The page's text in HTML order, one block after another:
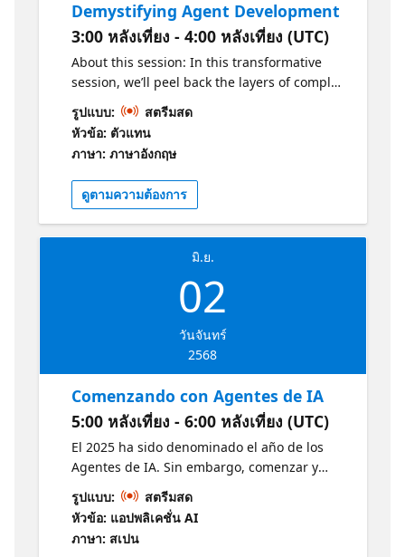
Demystifying Agent Development
3:00 หลังเที่ยง - 4:00 หลังเที่ยง (UTC)
About this session: In this transformative
session, we’ll peel back the layers of complex
agent architectures and demystify every
intricate detail. Conversational assistants,
agentic systems, agents, and RAGs, by the
end of our time together, none of these
terms will hold any secrets for you. Step into
a world where clarity meets innovation, and
leave empowered with the insights and
confidence to create your very own agent.
Who is it aimed at? This session is aimed at
tech leaders exploring enterprise AI
solutions, AI and cloud architects working
assistant experiences, and developers
building AI-powered applications. Whether
enhance your current solutions, this session
provides valuable insights and practical
knowledge. Why should I attend? To finally
make sense of agents, RAGs, and
conversational systems; clear, practical
insights that empower you to build your own
with confidence. Learn more and develop
your skills:
รูปแบบ:
สตรีมสด
หัวข้อ: ตัวแทน
ภาษา: ภาษาอังกฤษ
ดูตามความต้องการ
มิ.ย.
02
วันจันทร์
2568
Comenzando con Agentes de IA
5:00 หลังเที่ยง - 6:00 หลังเที่ยง (UTC)
El 2025 ha sido denominado el año de los
Agentes de IA. Sin embargo, comenzar y
atravesar toda la exageración publicitaria
puede seguir siendo un desafío. En esta
sesión examinaremos cómo empezar a
construir Agentes de IA, analizaremos casos
รูปแบบ:
สตรีมสด
หัวข้อ: แอปพลิเคชั่น AI
ภาษา: สเปน